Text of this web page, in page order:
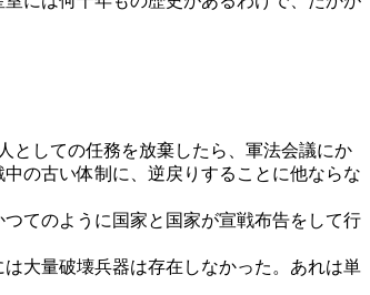
としての任務を放棄したら、軍法会議にか
の古い体制に、逆戻りすることに他ならな
てのように国家と国家が宣戦布告をして行
大量破壊兵器は存在しなかった。あれは単